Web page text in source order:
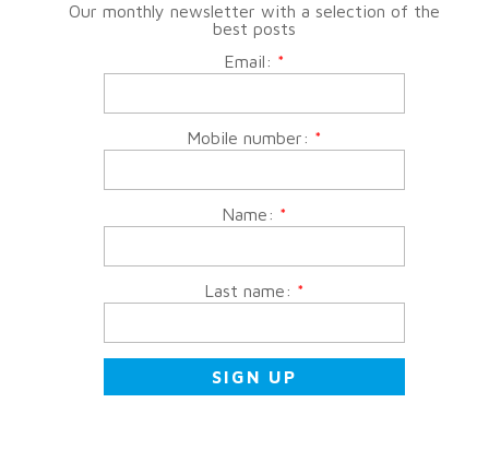
Our monthly newsletter with a selection of the
best posts
Email: *
Mobile number: *
Name: *
Last name: *